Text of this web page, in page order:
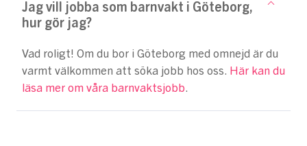
Jag vill jobba som barnvakt i Göteborg,
hur gör jag?
Vad roligt! Om du bor i Göteborg med omnejd är du
varmt välkommen att söka jobb hos oss. Här kan du
läsa mer om våra barnvaktsjobb.